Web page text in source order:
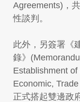
Agreements)，
性談判。
此外，另簽署《
錄》
Establishment
Economic,
正式搭起雙邊政